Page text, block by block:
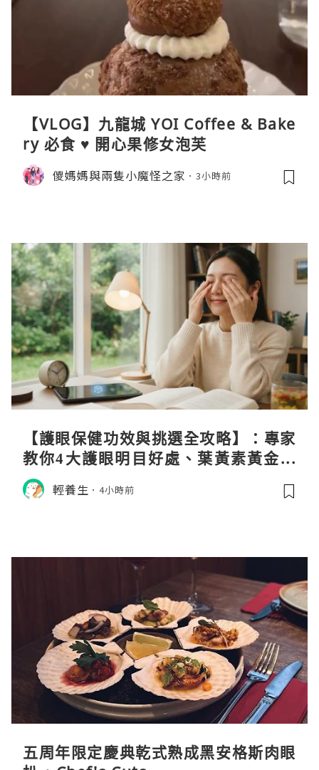
【VLOG】九龍城 YOI Coffee & Bake
ry 必食 ♥ 開心果修女泡芙
儍媽媽與兩隻小魔怪之家 3小時前
【護眼保健功效與挑選全攻略】：專家
教你4大護眼明目好處、葉黃素黃金比
例與挑選秘訣
輕養生 4小時前
五周年限定慶典乾式熟成黑安格斯肉眼